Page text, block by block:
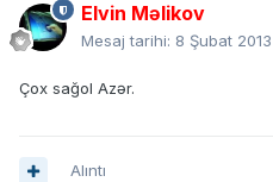
Elvin Məlikov
Mesaj tarihi: 8 Şubat 2013
Çox sağol Azər.
Alıntı